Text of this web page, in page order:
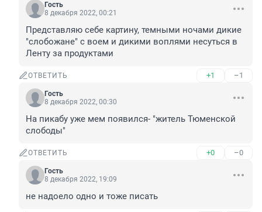
Гость
8 декабря 2022, 00:21
Представляю себе картину, темными ночами дикие
"слобожане" с воем и дикими воплями несуться в
Ленту за продуктами
ОТВЕТИТЬ +1 –1
Гость
8 декабря 2022, 00:30
На пикабу уже мем появился- "житель Тюменской
слободы"
ОТВЕТИТЬ +0 –0
Гость
8 декабря 2022, 19:09
не надоело одно и тоже писать